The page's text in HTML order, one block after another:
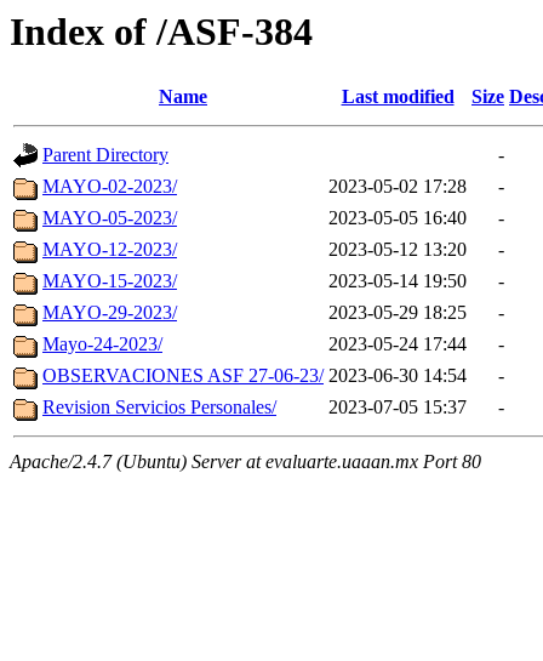
Index of /ASF-384
Name Last modified Size
Parent Directory
-
MAYO-02-2023/
2023-05-02 17:28
-
MAYO-05-2023/
2023-05-05 16:40
-
MAYO-12-2023/
2023-05-12 13:20
-
MAYO-15-2023/
2023-05-14 19:50
-
MAYO-29-2023/
2023-05-29 18:25
-
Mayo-24-2023/
2023-05-24 17:44
-
OBSERVACIONES ASF 27-06-23/ 2023-06-30 14:54
-
Revision Servicios Personales/
2023-07-05 15:37 -
Apache/2.4.7 (Ubuntu) Server at evaluarte.uaaan.mx Port 80